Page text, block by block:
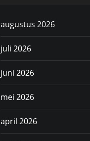
augustus 2026
juli 2026
juni 2026
mei 2026
april 2026